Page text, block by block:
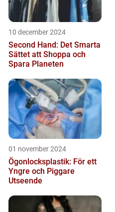
10 december 2024
Second Hand: Det Smarta
Sättet att Shoppa och
Spara Planeten
01 november 2024
Ögonlocksplastik: För ett
Yngre och Piggare
Utseende